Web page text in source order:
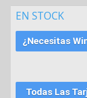
EN STOCK
¿Necesitas
Todas Las